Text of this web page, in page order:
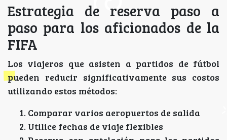
Estrategia de reserva paso a
paso para los aficionados de la
FIFA
Los viajeros que asisten a partidos de fútbol
pueden reducir significativamente sus costos
utilizando estos métodos:
Comparar varios aeropuertos de salida
Utilice fechas de viaje flexibles